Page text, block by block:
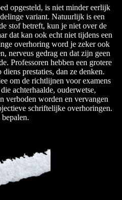
opgesteld, is niet minder eerlijk
variant. Natuurlijk is een
stof betreft, kun je niet over de
dat kan ook echt niet tijdens een
overhoring word je zeker ook
nerveus gedrag en dat zijn geen
Professoren hebben een grotere
prestaties, dan ze denken.
om de richtlijnen voor examens
achterhaalde, ouderwetse,
verboden worden en vervangen
schriftelijke overhoringen.